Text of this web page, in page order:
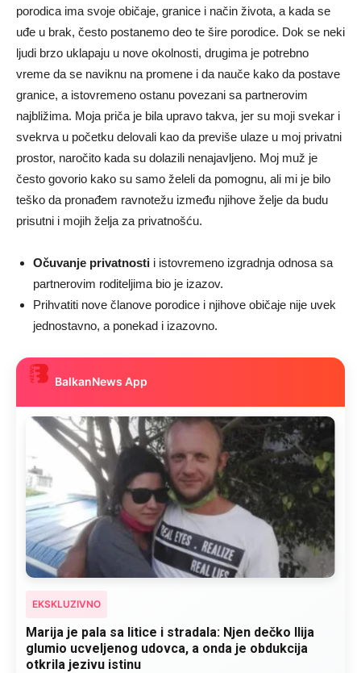
porodica ima svoje običaje, granice i način života, a kada se
uđe u brak, često postanemo deo te šire porodice. Dok se neki
ljudi brzo uklapaju u nove okolnosti, drugima je potrebno
vreme da se naviknu na promene i da nauče kako da postave
granice, a istovremeno ostanu povezani sa partnerovim
najbližima. Moja priča je bila upravo takva, jer su moji svekar i
svekrva u početku delovali kao da previše ulaze u moj privatni
prostor, naročito kada su dolazili nenajavljeno. Moj muž je
često govorio kako su samo želeli da pomognu, ali mi je bilo
teško da pronađem ravnotežu između njihove želje da budu
prisutni i mojih želja za privatnošću.
Očuvanje privatnosti i istovremeno izgradnja odnosa sa
partnerovim roditeljima bio je izazov.
Prihvatiti nove članove porodice i njihove običaje nije uvek
jednostavno, a ponekad i izazovno.
BalkanNews App
EKSKLUZIVNO
Kad se Marin suprug razbolio ona ga kupala,
pelene mu mijenjala: Jedno jutro je poslao po
čokoladu..